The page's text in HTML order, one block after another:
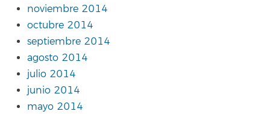
noviembre 2014
octubre 2014
septiembre 2014
agosto 2014
julio 2014
junio 2014
mayo 2014